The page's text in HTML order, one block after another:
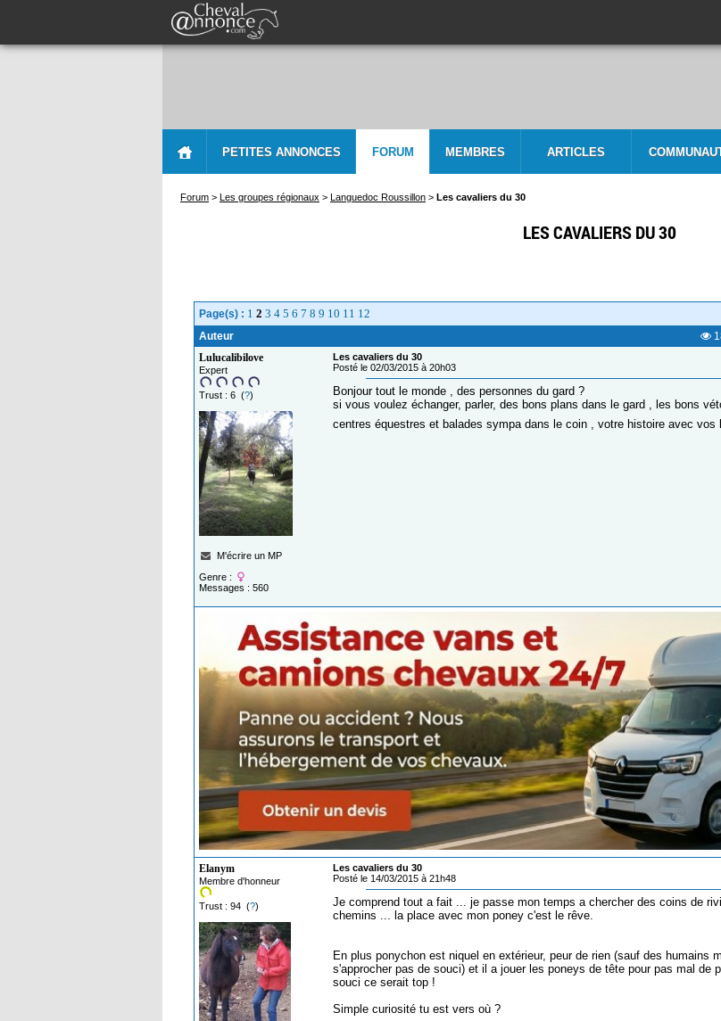
PETITES ANNONCES FORUM MEMBRES ARTICLES
Forum > Les groupes régionaux > Languedoc Roussillon > Les cavaliers du 30
LES CAVALIERS DU 30
Page(s) : 1 2 3 4 5 6 7 8 9 10 11 12
Auteur
Lulucalibilove
Expert
Trust : 6 (?)
M'écrire un MP
Genre :
Messages : 560
Les cavaliers du 30
Posté le 02/03/2015 à 20h03
Bonjour tout le monde , des personnes du gard ?
si vous voulez échanger, parler, des bons plans dans le gard , les bons
centres équestres et balades sympa dans le coin , votre histoire avec vos
Elanym
Membre d'honneur
Trust : 94 (?)
Les cavaliers du 30
Posté le 14/03/2015 à 21h48
Je comprend tout a fait ... je passe mon temps a chercher des coins de
chemins ... la place avec mon poney c'est le rêve.
En plus ponychon est niquel en extérieur, peur de rien (sauf des humains
s'approcher pas de souci) et il a jouer les poneys de tête pour pas mal de
souci ce serait top !
Simple curiosité tu est vers où ?